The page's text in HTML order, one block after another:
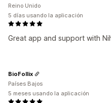
Great app and support with
Reino Unido
5 días usando la aplicación
BioFollix
Países Bajos
5 meses usando la aplicación